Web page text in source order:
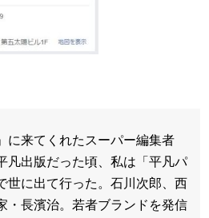
に来てくれたスーパー編集者
凡出版だった頃、私は「平凡パ
世に出て行った。石川次郎、西
・長濱治。若者ブランドを発信